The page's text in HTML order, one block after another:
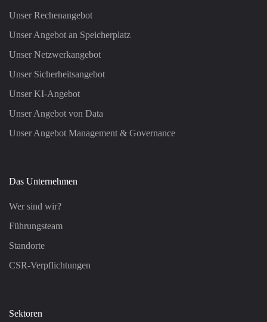
Unser Rechenangebot
Unser Angebot an Speicherplatz
Unser Netzwerkangebot
Unser Sicherheitsangebot
Unser KI-Angebot
Unser Angebot von Data
Unser Angebot Management & Governance
Das Unternehmen
Wer sind wir?
Führungsteam
Standorte
CSR-Verpflichtungen
Sektoren